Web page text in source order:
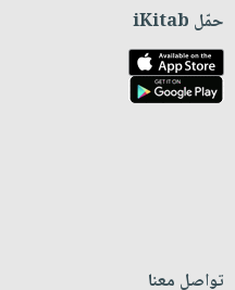
حمّل iKitab
تواصل معنا